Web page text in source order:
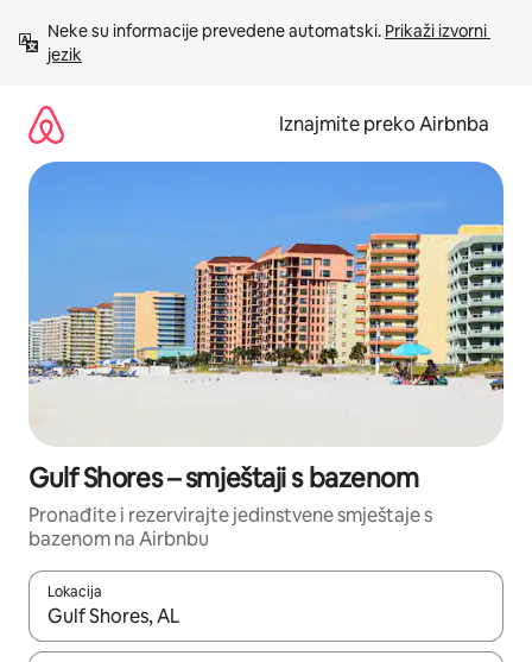
sadržaj
Neke su informacije prevedene automatski. Prikaži izvorni
jezik
Iznajmite preko Airbnba
Gulf Shores – smještaji s bazenom
Pronađite i rezervirajte jedinstvene smještaje s
bazenom na Airbnbu
Lokacija
Kada budu dostupni rezultati, moći ćete ih pregledati